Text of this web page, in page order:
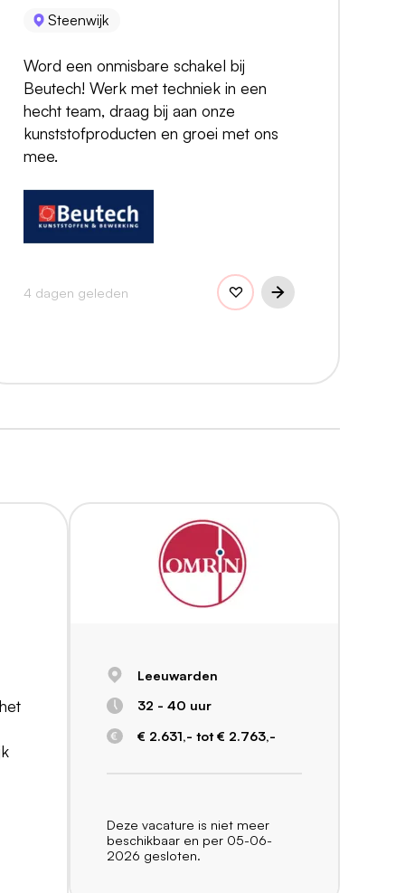
Steenwijk
Word een onmisbare schakel bij
Beutech! Werk met techniek in een
hecht team, draag bij aan onze
kunststofproducten en groei met ons
mee.
4 dagen geleden
Leeuwarden
32 - 40 uur
€ 2.631,- tot € 2.763,-
Deze vacature is niet meer
beschikbaar en per 05-06-
2026 gesloten.